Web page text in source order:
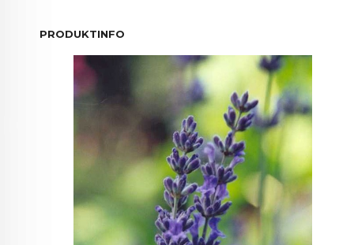
PRODUKTINFO